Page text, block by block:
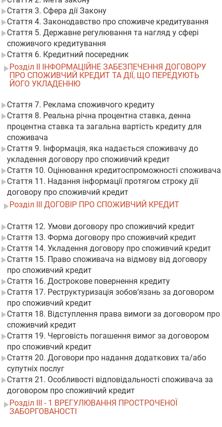
Стаття 3. Сфера дії Закону
Стаття 4. Законодавство про споживче кредитування
Стаття 5. Державне регулювання та нагляд у сфері
споживчого кредитування
Стаття 6. Кредитний посередник
Розділ II ІНФОРМАЦІЙНЕ ЗАБЕЗПЕЧЕННЯ ДОГОВОРУ
ПРО СПОЖИВЧИЙ КРЕДИТ ТА ДІЇ, ЩО ПЕРЕДУЮТЬ
ЙОГО УКЛАДЕННЮ
Стаття 7. Реклама споживчого кредиту
Стаття 8. Реальна річна процентна ставка, денна
процентна ставка та загальна вартість кредиту для
споживача
Стаття 9. Інформація, яка надається споживачу до
укладення договору про споживчий кредит
Стаття 10. Оцінювання кредитоспроможності споживача
Стаття 11. Надання інформації протягом строку дії
договору про споживчий кредит
Розділ III ДОГОВІР ПРО СПОЖИВЧИЙ КРЕДИТ
Стаття 12. Умови договору про споживчий кредит
Стаття 13. Форма договору про споживчий кредит
Стаття 14. Укладення договору про споживчий кредит
Стаття 15. Право споживача на відмову від договору
про споживчий кредит
Стаття 16. Дострокове повернення кредиту
Стаття 17. Реструктуризація зобов’язань за договором
про споживчий кредит
Стаття 18. Відступлення права вимоги за договором про
споживчий кредит
Стаття 19. Черговість погашення вимог за договором
про споживчий кредит
Стаття 20. Договори про надання додаткових та/або
супутніх послуг
Стаття 21. Особливості відповідальності споживача за
договором про споживчий кредит
Розділ III - 1 ВРЕГУЛЮВАННЯ ПРОСТРОЧЕНОЇ
ЗАБОРГОВАНОСТІ